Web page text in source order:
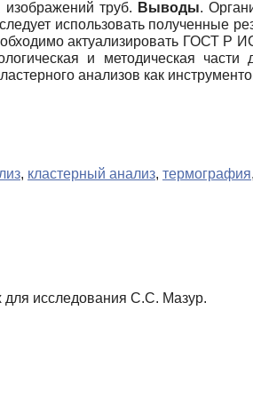
труб. Выводы.
использовать полученные
актуализировать ГОСТ Р
и методическая части
анализов как
, кластерный анализ, термография,
исследования С.С. Мазур.